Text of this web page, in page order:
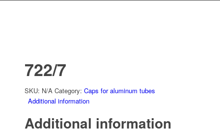
722/7
SKU: N/A Category: Caps for aluminum tubes
Additional information
Additional information